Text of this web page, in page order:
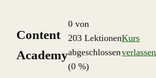
Content
Academy
0 von
203 Lektionen
abgeschlossen
(0 %)
Kurs
verlassen